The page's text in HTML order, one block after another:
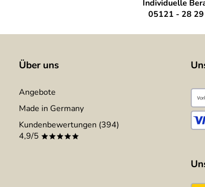
Individuelle
05121 - 28
Über uns
Angebote
Made in Germany
Kundenbewertungen (394)
4,9/5 *****